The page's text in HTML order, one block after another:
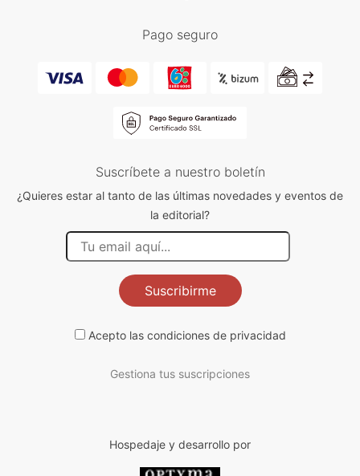
Pago seguro
Suscríbete a nuestro boletín
¿Quieres estar al tanto de las últimas novedades y eventos de
la editorial?
Suscribirme
Acepto las condiciones de privacidad
Gestiona tus suscripciones
Hospedaje y desarrollo por